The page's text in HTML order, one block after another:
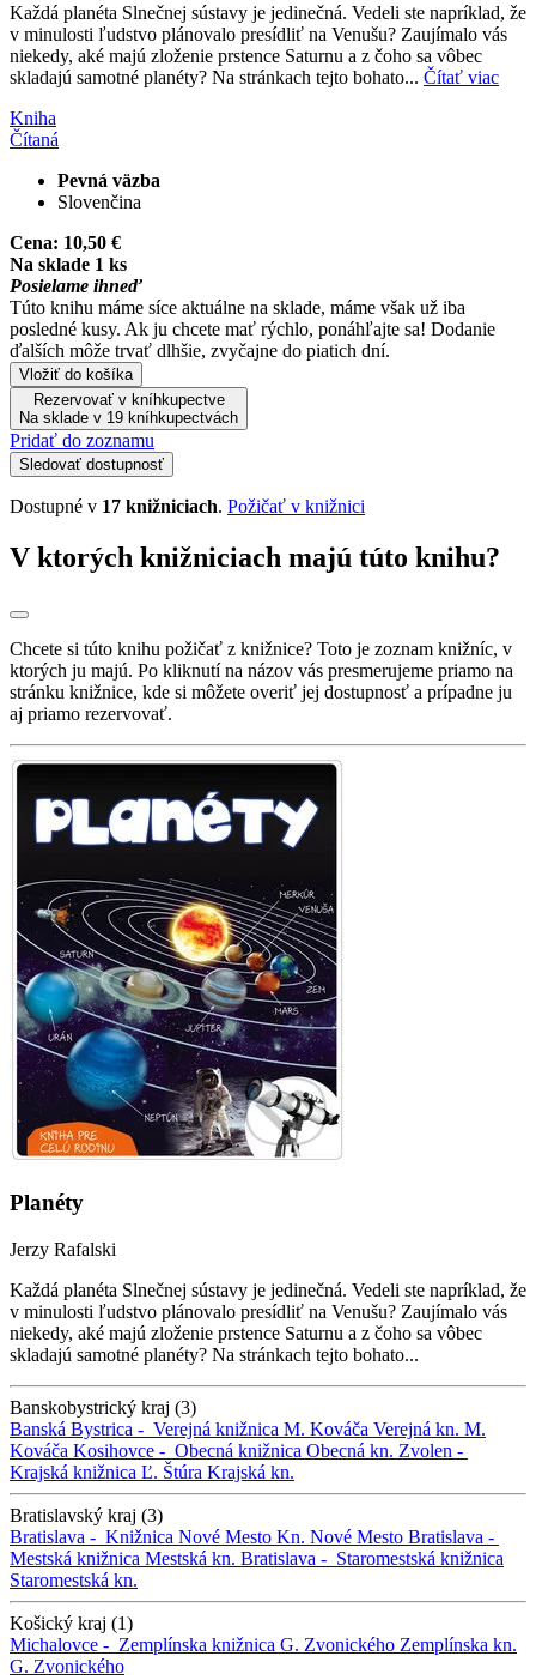
Každá planéta Slnečnej sústavy je jedinečná. Vedeli ste napríklad, že
v minulosti ľudstvo plánovalo presídliť na Venušu? Zaujímalo vás
niekedy, aké majú zloženie prstence Saturnu a z čoho sa vôbec
skladajú samotné planéty? Na stránkach tejto bohato... Čítať viac
Kniha
Čítaná
Pevná väzba
Slovenčina
Cena: 10,50 €
Na sklade 1 ks
Posielame ihneď
Túto knihu máme síce aktuálne na sklade, máme však už iba
posledné kusy. Ak ju chcete mať rýchlo, ponáhľajte sa! Dodanie
ďalších môže trvať dlhšie, zvyčajne do piatich dní.
Vložiť do košíka
Rezervovať v kníhkupectve
Na sklade v 19 kníhkupectvách
Pridať do zoznamu
Sledovať dostupnosť
Dostupné v 17 knižniciach. Požičať v knižnici
V ktorých knižniciach majú túto knihu?
Chcete si túto knihu požičať z knižnice? Toto je zoznam knižníc, v
ktorých ju majú. Po kliknutí na názov vás presmerujeme priamo na
stránku knižnice, kde si môžete overiť jej dostupnosť a prípadne ju
aj priamo rezervovať.
Planéty
Jerzy Rafalski
Každá planéta Slnečnej sústavy je jedinečná. Vedeli ste napríklad, že
v minulosti ľudstvo plánovalo presídliť na Venušu? Zaujímalo vás
niekedy, aké majú zloženie prstence Saturnu a z čoho sa vôbec
skladajú samotné planéty? Na stránkach tejto bohato...
Banskobystrický kraj (3)
Banská Bystrica - Verejná knižnica M. Kováča Verejná kn. M.
Kováča Kosihovce - Obecná knižnica Obecná kn. Zvolen -
Krajská knižnica Ľ. Štúra Krajská kn.
Bratislavský kraj (3)
Bratislava - Knižnica Nové Mesto Kn. Nové Mesto Bratislava -
Mestská knižnica Mestská kn. Bratislava - Staromestská knižnica
Staromestská kn.
Košický kraj (1)
Michalovce - Zemplínska knižnica G. Zvonického Zemplínska kn.
G. Zvonického